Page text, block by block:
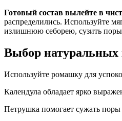
Готовый состав вылейте в
распределились. Используйте
излишнюю себорею, сузить поры
Выбор натуральных
Используйте ромашку для
Календула обладает ярко
Петрушка помогает сужать